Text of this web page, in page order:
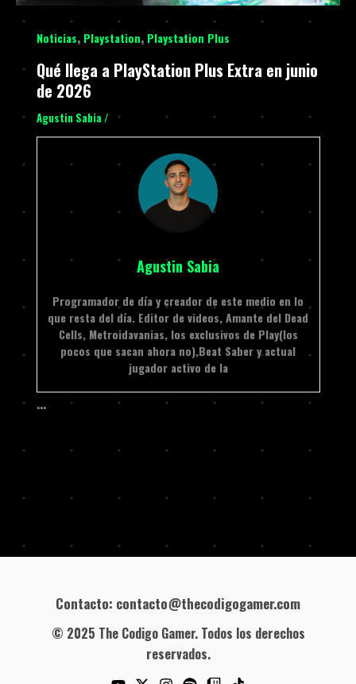
Noticias, Playstation, Playstation Plus
Qué llega a PlayStation Plus Extra en junio
de 2026
Agustin Sabia /
Agustin Sabia
Programador de día y creador de este medio en lo
que resta del día. Editor de videos, Amante del Dead
Cells, Metroidavanias, los exclusivos de Play(los
pocos que sacan ahora no),Beat Saber y actual
jugador activo de la
…
Contacto: contacto@thecodigogamer.com
© 2025 The Codigo Gamer. Todos los derechos
reservados.